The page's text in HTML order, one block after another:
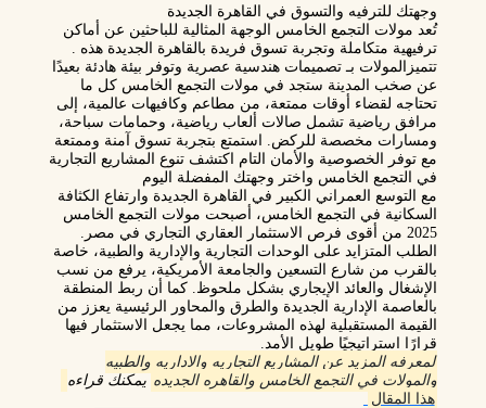
وجهتك للترفيه والتسوق في القاهرة الجديدة
تُعد مولات التجمع الخامس الوجهة المثالية للباحثين عن أماكن
ترفيهية متكاملة وتجربة تسوق فريدة بالقاهرة الجديدة هذه .
تتميزالمولات بـ تصميمات هندسية عصرية وتوفر بيئة هادئة بعيدًا
عن صخب المدينة ستجد في مولات التجمع الخامس كل ما
تحتاجه لقضاء أوقات ممتعة، من مطاعم وكافيهات عالمية، إلى
مرافق رياضية تشمل صالات ألعاب رياضية، وحمامات سباحة،
ومسارات مخصصة للركض. استمتع بتجربة تسوق آمنة وممتعة
مع توفر الخصوصية والأمان التام اكتشف تنوع المشاريع التجارية
في التجمع الخامس واختر وجهتك المفضلة اليوم
مع التوسع العمراني الكبير في القاهرة الجديدة وارتفاع الكثافة
السكانية في التجمع الخامس، أصبحت مولات التجمع الخامس
2025 من أقوى فرص الاستثمار العقاري التجاري في مصر.
الطلب المتزايد على الوحدات التجارية والإدارية والطبية، خاصة
بالقرب من شارع التسعين والجامعة الأمريكية، يرفع من نسب
الإشغال والعائد الإيجاري بشكل ملحوظ. كما أن ربط المنطقة
بالعاصمة الإدارية الجديدة والطرق والمحاور الرئيسية يعزز من
القيمة المستقبلية لهذه المشروعات، مما يجعل الاستثمار فيها
قرارًا استراتيجيًا طويل الأمد.
لمعرفه المزيد عن المشاريع التجاريه والاداريه والطبيه
والمولات في التجمع الخامس والقاهره الجديده يمكنك قراءه
هذا المقال